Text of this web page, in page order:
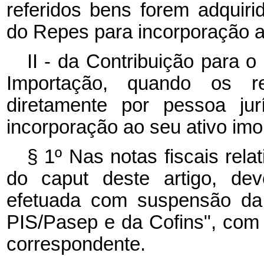
referidos bens forem
do Repes para incorporação
II - da Contribuição para
Importação, quando os
diretamente por pessoa
incorporação ao seu ativo
§ 1º Nas notas fiscais
do caput deste artigo,
efetuada com suspensão
PIS/Pasep e da Cofins",
correspondente.